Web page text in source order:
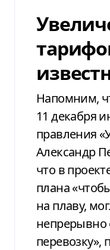
Напомним,
11 декабря
правления
Александр
что в
плана
на плаву,
непрерывно
перевозку»,